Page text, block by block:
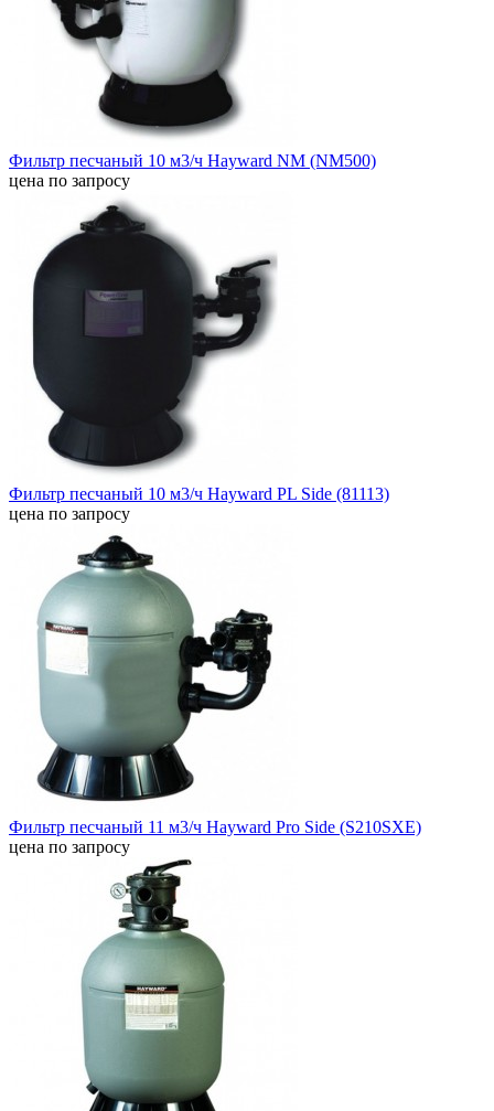
Фильтр песчаный 10 м3/ч Hayward NM (NM500)
цена по запросу
Фильтр песчаный 10 м3/ч Hayward PL Side (81113)
цена по запросу
Фильтр песчаный 11 м3/ч Hayward Pro Side (S210SXE)
цена по запросу